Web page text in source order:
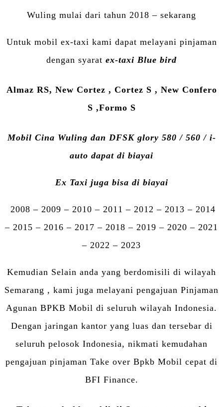
Wuling mulai dari tahun 2018 – sekarang
Untuk mobil ex-taxi kami dapat melayani pinjaman
dengan syarat ex-taxi Blue bird
Almaz RS, New Cortez , Cortez S , New Confero
S ,Formo S
Mobil Cina Wuling dan DFSK glory 580 / 560 / i-
auto dapat di biayai
Ex Taxi juga bisa di biayai
2008 – 2009 – 2010 – 2011 – 2012 – 2013 – 2014
– 2015 – 2016 – 2017 – 2018 – 2019 – 2020 – 2021
– 2022 – 2023
Kemudian Selain anda yang berdomisili di wilayah
Semarang , kami juga melayani pengajuan Pinjaman
Agunan BPKB Mobil di seluruh wilayah Indonesia.
Dengan jaringan kantor yang luas dan tersebar di
seluruh pelosok Indonesia, nikmati kemudahan
pengajuan pinjaman Take over Bpkb Mobil cepat di
BFI Finance.